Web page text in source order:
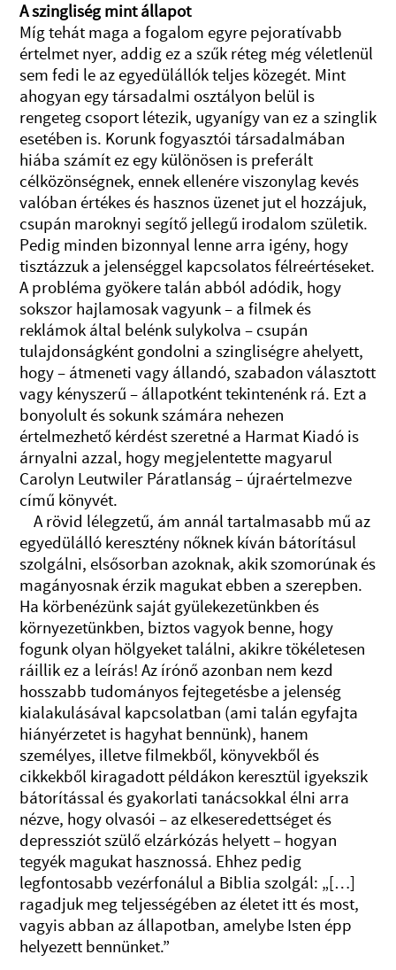
A szingliség mint állapot
Míg tehát maga a fogalom egyre pejoratívabb
értelmet nyer, addig ez a szűk réteg még véletlenül
sem fedi le az egyedülállók teljes közegét. Mint
ahogyan egy társadalmi osztályon belül is
rengeteg csoport létezik, ugyanígy van ez a szinglik
esetében is. Korunk fogyasztói társadalmában
hiába számít ez egy különösen is preferált
célközönségnek, ennek ellenére viszonylag kevés
valóban értékes és hasznos üzenet jut el hozzájuk,
csupán maroknyi segítő jellegű irodalom születik.
Pedig minden bizonnyal lenne arra igény, hogy
tisztázzuk a jelenséggel kapcsolatos félreértéseket.
A probléma gyökere talán abból adódik, hogy
sokszor hajlamosak vagyunk – a filmek és
reklámok által belénk sulykolva – csupán
tulajdonságként gondolni a szingliségre ahelyett,
hogy – átmeneti vagy állandó, szabadon választott
vagy kényszerű – állapotként tekintenénk rá. Ezt a
bonyolult és sokunk számára nehezen
értelmezhető kérdést szeretné a Harmat Kiadó is
árnyalni azzal, hogy megjelentette magyarul
Carolyn Leutwiler Páratlanság – újraértelmezve
című könyvét.
A rövid lélegzetű, ám annál tartalmasabb mű az
egyedülálló keresztény nőknek kíván bátorításul
szolgálni, elsősorban azoknak, akik szomorúnak és
magányosnak érzik magukat ebben a szerepben.
Ha körbenézünk saját gyülekezetünkben és
környezetünkben, biztos vagyok benne, hogy
fogunk olyan hölgyeket találni, akikre tökéletesen
ráillik ez a leírás! Az írónő azonban nem kezd
hosszabb tudományos fejtegetésbe a jelenség
kialakulásával kapcsolatban (ami talán egyfajta
hiányérzetet is hagyhat bennünk), hanem
személyes, illetve filmekből, könyvekből és
cikkekből kiragadott példákon keresztül igyekszik
bátorítással és gyakorlati tanácsokkal élni arra
nézve, hogy olvasói – az elkeseredettséget és
depressziót szülő elzárkózás helyett – hogyan
tegyék magukat hasznossá. Ehhez pedig
legfontosabb vezérfonálul a Biblia szolgál: „[…]
ragadjuk meg teljességében az életet itt és most,
vagyis abban az állapotban, amelybe Isten épp
helyezett bennünket.”